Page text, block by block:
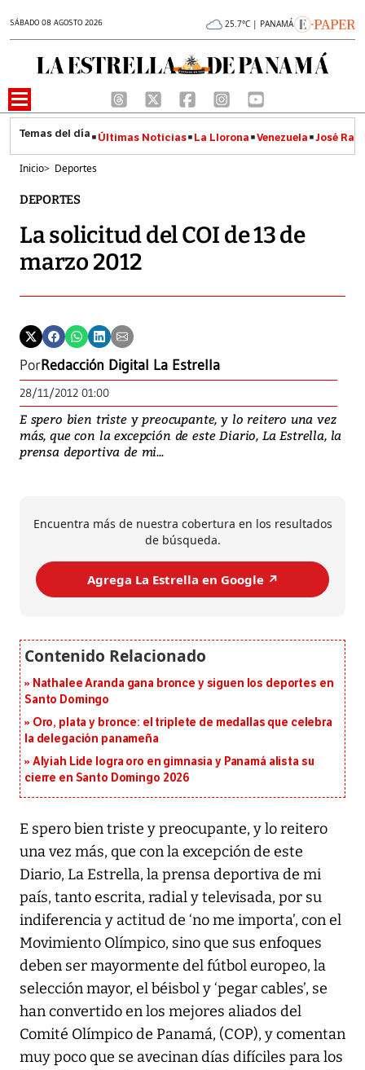
SÁBADO 08 AGOSTO 2026 25.7°C | PANAMÁ
Últimas Noticias La Llorona Venezuela José
Inicio> Deportes
DEPORTES
La solicitud del COI de 13 de
marzo 2012
PorRedacción Digital La Estrella
28/11/2012 01:00
E spero bien triste y preocupante, y lo reitero una vez
más, que con la excepción de este Diario, La Estrella, la
prensa deportiva de mi...
Encuentra más de nuestra cobertura en los resultados
de búsqueda.
Agrega La Estrella en Google ↗️
Nathalee Aranda gana bronce y siguen los deportes en
Santo Domingo
Oro, plata y bronce: el triplete de medallas que celebra
la delegación panameña
Alyiah Lide logra oro en gimnasia y Panamá alista su
cierre en Santo Domingo 2026
E spero bien triste y preocupante, y lo reitero
una vez más, que con la excepción de este
Diario, La Estrella, la prensa deportiva de mi
país, tanto escrita, radial y televisada, por su
indiferencia y actitud de ‘no me importa’, con el
Movimiento Olímpico, sino que sus enfoques
deben ser mayormente del fútbol europeo, la
selección mayor, el béisbol y ‘pegar cables’, se
han convertido en los mejores aliados del
Comité Olímpico de Panamá, (COP), y comentan
muy poco que se avecinan días difíciles para los